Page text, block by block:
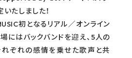
たしました！
初となるリアル／オンライン
にはバックバンドを迎え、5人の
れぞれの感情を乗せた歌声と共